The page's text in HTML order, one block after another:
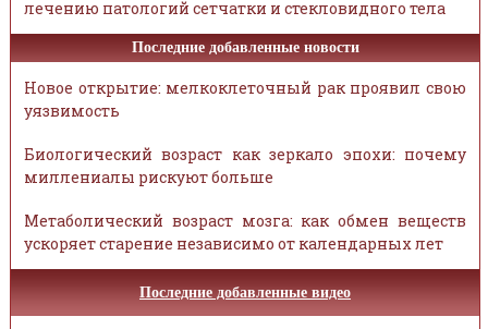
лечению патологий сетчатки и стекловидного тела
Последние добавленные новости
Новое открытие: мелкоклеточный рак проявил свою
уязвимость
Биологический возраст как зеркало эпохи: почему
миллениалы рискуют больше
Метаболический возраст мозга: как обмен веществ
ускоряет старение независимо от календарных лет
Последние добавленные видео